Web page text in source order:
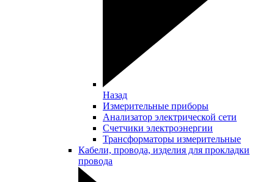
Назад
Измерительные приборы
Анализатор электрической сети
Счетчики электроэнергии
Трансформаторы измерительные
Кабели, провода, изделия для прокладки
провода